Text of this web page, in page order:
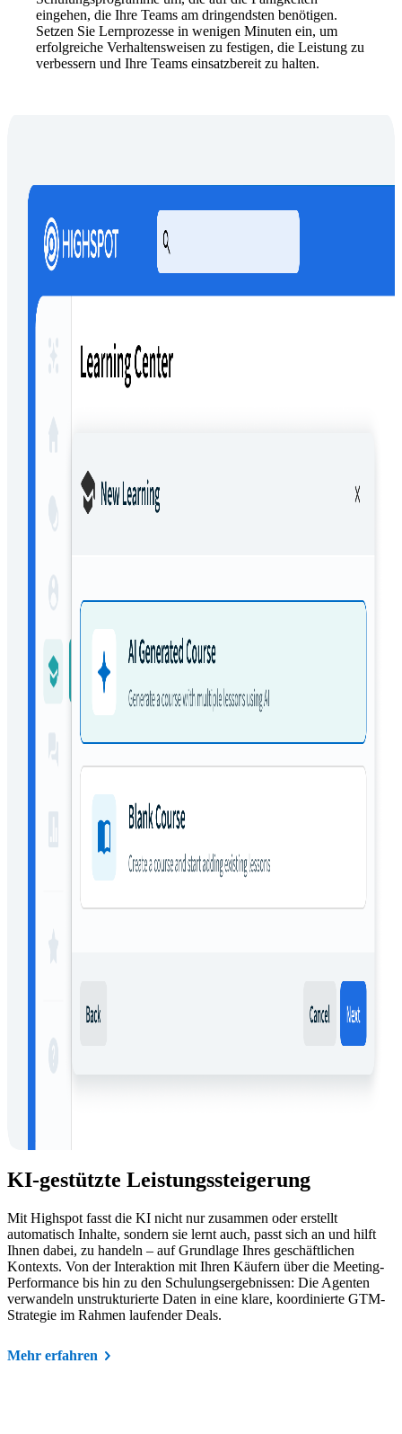
eingehen, die Ihre Teams am dringendsten benötigen.
Setzen Sie Lernprozesse in wenigen Minuten ein, um
erfolgreiche Verhaltensweisen zu festigen, die Leistung zu
verbessern und Ihre Teams einsatzbereit zu halten.
KI-gestützte Leistungssteigerung
Mit Highspot fasst die KI nicht nur zusammen oder erstellt
automatisch Inhalte, sondern sie lernt auch, passt sich an und hilft
Ihnen dabei, zu handeln – auf Grundlage Ihres geschäftlichen
Kontexts. Von der Interaktion mit Ihren Käufern über die Meeting-
Performance bis hin zu den Schulungsergebnissen: Die Agenten
verwandeln unstrukturierte Daten in eine klare, koordinierte GTM-
Strategie im Rahmen laufender Deals.
Mehr erfahren